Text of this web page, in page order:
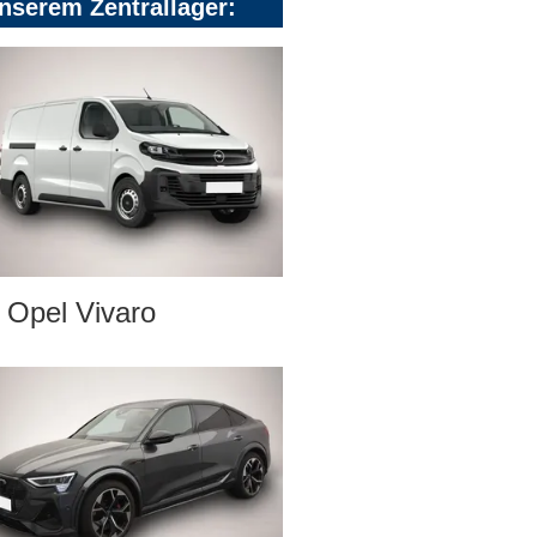
Zentrallager:
Opel Vivaro